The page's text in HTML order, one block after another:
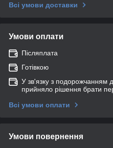
Всі умови доставки
Умови оплати
Післяплата
Готівкою
У зв'язку з подорожчанням
прийняло рішення брати
Всі умови оплати
Умови повернення